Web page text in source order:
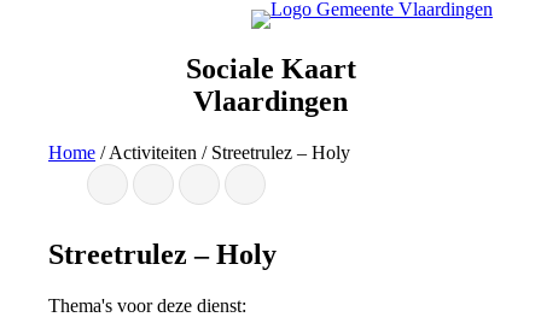
Sociale Kaart
Vlaardingen
Home /Activiteiten / Streetrulez – Holy
Streetrulez – Holy
Thema's voor deze dienst: